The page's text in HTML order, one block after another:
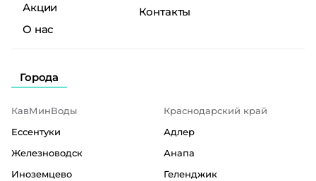
Акции
О нас
Контакты
Города
КавМинВоды
Ессентуки
Железноводск
Иноземцево
Краснодарский край
Адлер
Анапа
Геленджик